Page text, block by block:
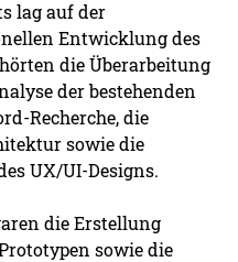
lag auf der
Entwicklung des
die Überarbeitung
der bestehenden
Recherche, die
sowie die
UX/UI-Designs.
die Erstellung
sowie die